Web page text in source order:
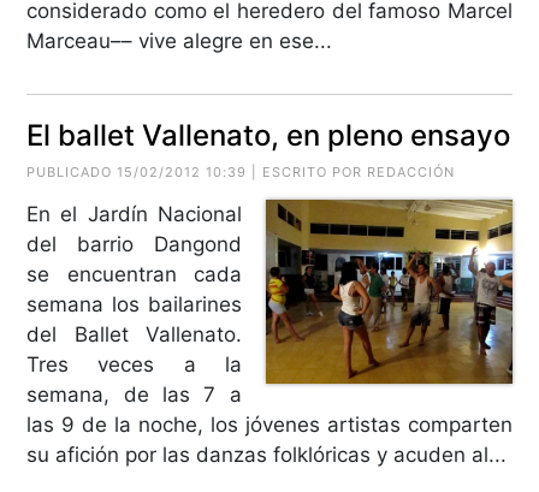
considerado como el heredero del famoso Marcel
Marceau–– vive alegre en ese...
El ballet Vallenato, en pleno ensayo
PUBLICADO 15/02/2012 10:39 | ESCRITO POR REDACCIÓN
En el Jardín Nacional
del barrio Dangond
se encuentran cada
semana los bailarines
del Ballet Vallenato.
Tres veces a la
semana, de las 7 a
las 9 de la noche, los jóvenes artistas comparten
su afición por las danzas folklóricas y acuden al...